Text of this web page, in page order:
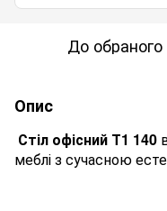
До обраного
Опис
Стіл офісний Т1 140
меблі з сучасною